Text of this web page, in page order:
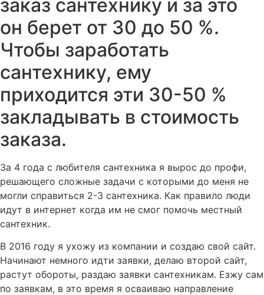
заказ сантехнику и за это
он берет от 30 до 50 %.
Чтобы заработать
сантехнику, ему
приходится эти 30-50 %
закладывать в стоимость
заказа.
За 4 года с любителя сантехника я вырос до профи,
решающего сложные задачи с которыми до меня не
могли справиться 2-3 сантехника. Как правило люди
идут в интернет когда им не смог помочь местный
сантехник.
В 2016 году я ухожу из компании и создаю свой сайт.
Начинают немного идти заявки, делаю второй сайт,
растут обороты, раздаю заявки сантехникам. Езжу сам
по заявкам, в это время я осваиваю направление